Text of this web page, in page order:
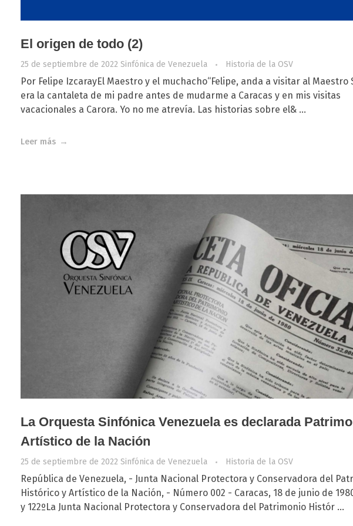
El origen de todo (2)
25 de septiembre de 2022 Sinfónica de Venezuela Historia de la OSV
Por Felipe IzcarayEl Maestro y el muchacho“Felipe, anda a visitar al Maestro
era la cantaleta de mi padre antes de mudarme a Caracas y en mis visitas
vacacionales a Carora. Yo no me atrevía. Las historias sobre el& ...
Leer más
La Orquesta Sinfónica Venezuela es declarada
Artístico de la Nación
25 de septiembre de 2022 Sinfónica de Venezuela Historia de la OSV
República de Venezuela, - Junta Nacional Protectora y Conservadora del
Histórico y Artístico de la Nación, - Número 002 - Caracas, 18 de junio de
y 122ºLa Junta Nacional Protectora y Conservadora del Patrimonio Histór ...